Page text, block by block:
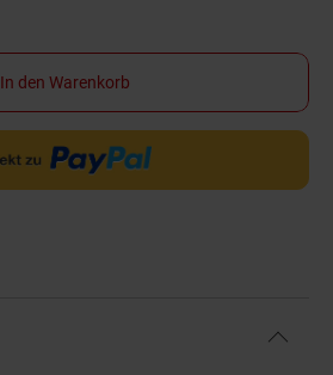
In den Warenkorb